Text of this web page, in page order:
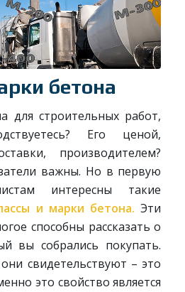
бетона
для строительных работ,
Его ценой,
производителем?
важны. Но в первую
интересны такие
и марки бетона.Эти
способны рассказать о
вы собрались покупать.
свидетельствуют – это
это свойство является